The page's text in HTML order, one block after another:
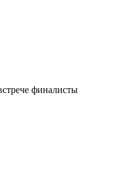
финалисты